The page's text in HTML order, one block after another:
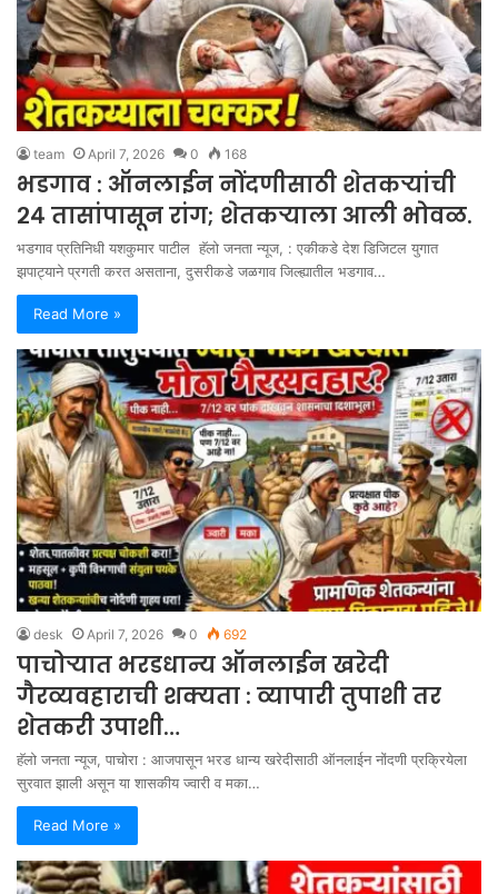
team April 7, 2026 0 168
भडगाव : ऑनलाईन नोंदणीसाठी शेतकऱ्यांची
२४ तासांपासून रांग; शेतकऱ्याला आली भोवळ.
भडगाव प्रतिनिधी यशकुमार पाटील हॅलो जनता न्यूज, : एकीकडे देश डिजिटल युगात
झपाट्याने प्रगती करत असताना, दुसरीकडे जळगाव जिल्ह्यातील भडगाव…
Read More »
desk April 7, 2026 0 692
पाचोऱ्यात भरडधान्य ऑनलाईन खरेदी
गैरव्यवहाराची शक्यता : व्यापारी तुपाशी तर
शेतकरी उपाशी…
हॅलो जनता न्यूज, पाचोरा : आजपासून भरड धान्य खरेदीसाठी ऑनलाईन नोंदणी प्रक्रियेला
सुरवात झाली असून या शासकीय ज्वारी व मका…
Read More »